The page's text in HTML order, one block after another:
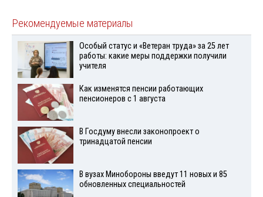
Рекомендуемые материалы
Особый статус и «Ветеран труда» за 25 лет
работы: какие меры поддержки получили
учителя
Как изменятся пенсии работающих
пенсионеров с 1 августа
В Госдуму внесли законопроект о
тринадцатой пенсии
В вузах Минобороны введут 11 новых и 85
обновленных специальностей